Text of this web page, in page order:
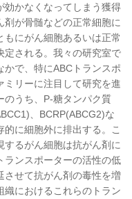
効かなくなってしまう獲得
が骨髄などの正常細胞に
にがん細胞あるいは正常
定される。我々の研究室で
で、特にABCトランスポ
ミリーに注目して研究を進
のうち、P-糖タンパク質
、BCRP(ABCG2)な
に細胞外に排出する。こ
るがん細胞は抗がん剤に
ランスポーターの活性の低
させて抗がん剤の毒性を増
織におけるこれらのトラン